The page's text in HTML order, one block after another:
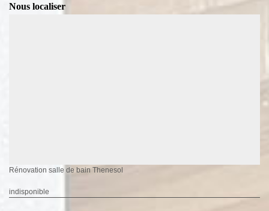
Nous localiser
Rénovation salle de bain Thenesol
indisponible